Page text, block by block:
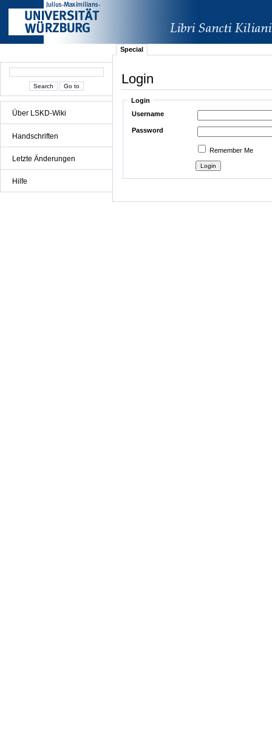
Über LSKD-Wiki
Handschriften
Letzte Änderungen
Hilfe
Special
Login
Login
Username
Password
Remember Me